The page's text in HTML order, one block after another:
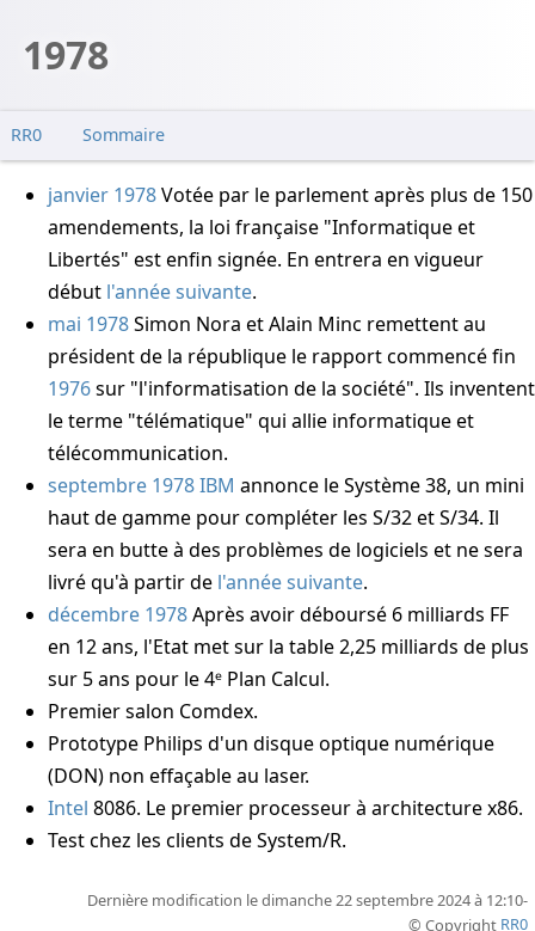
1978
RR0 Sommaire
janvier 1978Votée par le parlement après plus de 150
amendements, la loi française "Informatique et
Libertés" est enfin signée. En entrera en vigueur
début l'année suivante.
mai 1978Simon Nora etAlain Minc remettent au
président de la république le rapport commencé fin
1976sur "l'informatisation de la société". Ils inventent
le terme "télématique" qui allie informatique et
télécommunication.
septembre 1978IBM annonce le Système 38, un mini
haut de gamme pour compléter les S/32 et S/34. Il
sera en butte à des problèmes de logiciels et ne sera
livré qu'à partir de l'année suivante.
décembre 1978Après avoir déboursé 6 milliards FF
en 12 ans, l'Etat met sur la table 2,25 milliards de plus
sur 5 ans pour le 4ᵉ Plan Calcul.
Premier salon Comdex.
Prototype Philips d'un disque optique numérique
(DON) non effaçable au laser.
Intel 8086. Le premier processeur à architecture x86.
Test chez les clients de System/R.
Dernière modification le dimanche 22 septembre 2024 à 12:10-
© Copyright RR0